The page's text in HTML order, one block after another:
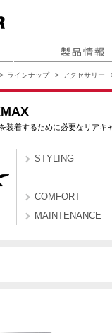
ラインナップ アクセサリー
装着するために必要なリアキ
STYLING
COMFORT
MAINTENANCE